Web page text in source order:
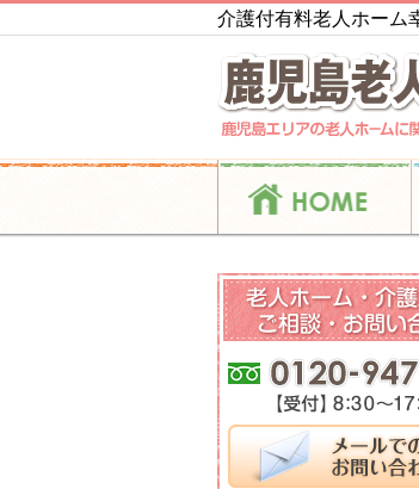
介護付有料老人ホーム